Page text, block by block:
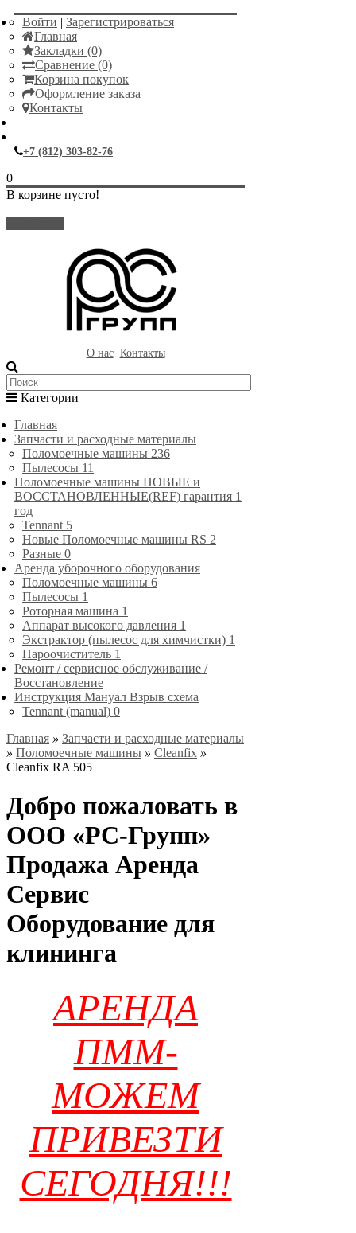
Войти | Зарегистрироваться
Главная
Закладки (0)
Сравнение (0)
Корзина покупок
Оформление заказа
Контакты
+7 (812) 303-82-76
0
В корзине пусто!
О нас Контакты
Категории
Главная
Запчасти и расходные материалы
Поломоечные машины 236
Пылесосы 11
Поломоечные машины НОВЫЕ и
ВОССТАНОВЛЕННЫЕ(REF) гарантия 1
год
Tennant 5
Новые Поломоечные машины RS 2
Разные 0
Аренда уборочного оборудования
Поломоечные машины 6
Пылесосы 1
Роторная машина 1
Аппарат высокого давления 1
Экстрактор (пылесос для химчистки) 1
Пароочиститель 1
Ремонт / сервисное обслуживание /
Восстановление
Инструкция Мануал Взрыв схема
Tennant (manual) 0
Главная » Запчасти и расходные материалы
» Поломоечные машины » Cleanfix »
Cleanfix RA 505
Добро пожаловать в
ООО «РС-Групп»
Продажа Аренда
Сервис
Оборудование для
клининга
АРЕНДА
ПММ-
МОЖЕМ
ПРИВЕЗТИ
СЕГОДНЯ!!!